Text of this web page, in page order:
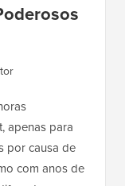
apenas para
por causa de
com anos de